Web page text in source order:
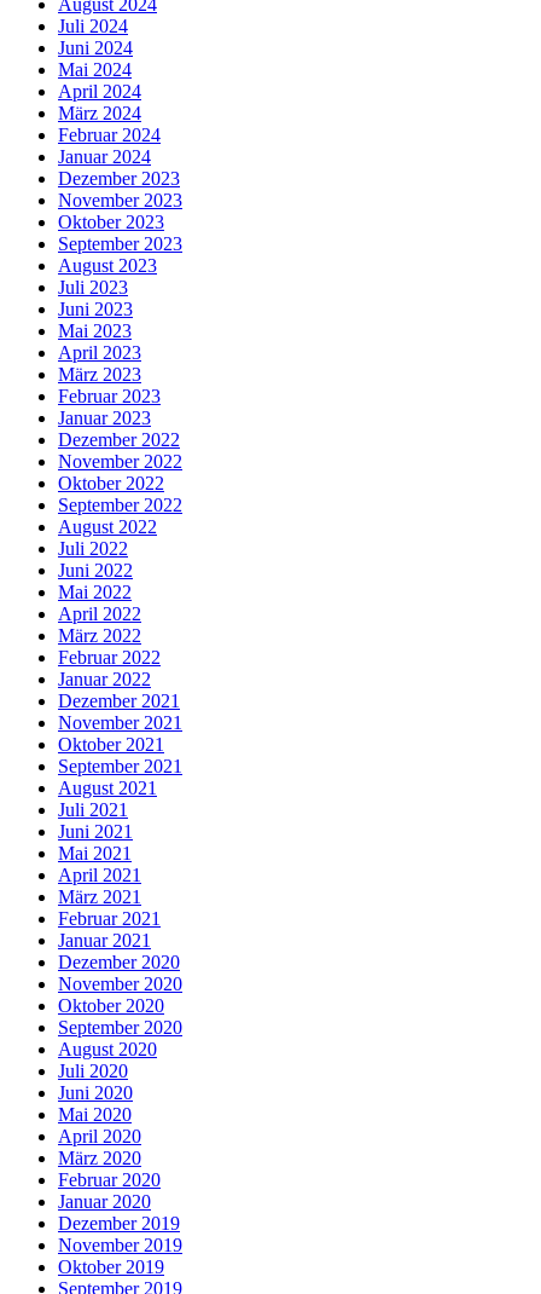
Juli 2024
Juni 2024
Mai 2024
April 2024
März 2024
Februar 2024
Januar 2024
Dezember 2023
November 2023
Oktober 2023
September 2023
August 2023
Juli 2023
Juni 2023
Mai 2023
April 2023
März 2023
Februar 2023
Januar 2023
Dezember 2022
November 2022
Oktober 2022
September 2022
August 2022
Juli 2022
Juni 2022
Mai 2022
April 2022
März 2022
Februar 2022
Januar 2022
Dezember 2021
November 2021
Oktober 2021
September 2021
August 2021
Juli 2021
Juni 2021
Mai 2021
April 2021
März 2021
Februar 2021
Januar 2021
Dezember 2020
November 2020
Oktober 2020
September 2020
August 2020
Juli 2020
Juni 2020
Mai 2020
April 2020
März 2020
Februar 2020
Januar 2020
Dezember 2019
November 2019
Oktober 2019
September 2019